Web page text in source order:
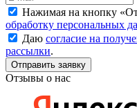
Нажимая на кнопку «
обработку персональных
Даю согласие на
рассылки.
Отзывы о нас